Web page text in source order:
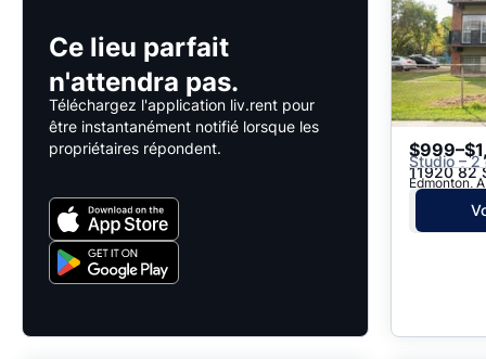
Ce lieu parfait
n'attendra pas.
Téléchargez l'application liv.rent pour
être instantanément notifié lorsque les
propriétaires répondent.
Studio – 2
11920 82
Edmonton,